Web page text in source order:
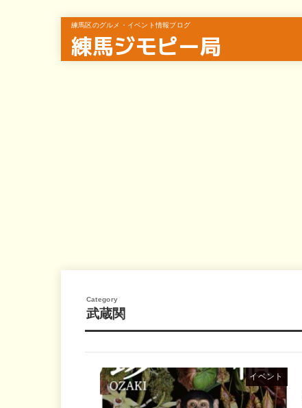
練馬区のグルメ・イベント情報ブログ
練馬ジモピー局
武蔵関
イベント